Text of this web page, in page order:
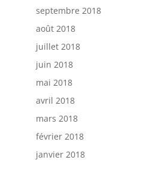
septembre 2018
août 2018
juillet 2018
juin 2018
mai 2018
avril 2018
mars 2018
février 2018
janvier 2018